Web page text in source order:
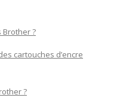
Brother ?
cartouches d’encre
?